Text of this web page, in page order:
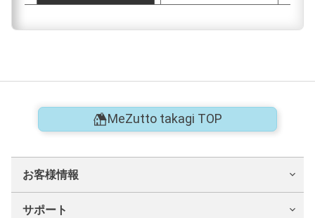
MeZutto takagi TOP
お客様情報
サポート